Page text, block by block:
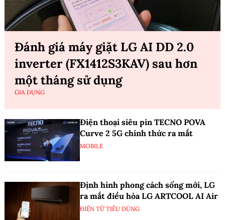
Đánh giá máy giặt LG AI DD 2.0
inverter (FX1412S3KAV) sau hơn
một tháng sử dụng
GIA DỤNG
Điện thoại siêu pin TECNO POVA
Curve 2 5G chính thức ra mắt
MOBILE
Định hình phong cách sống mới, LG
ra mắt điều hòa LG ARTCOOL AI Air
ĐIỆN TỬ TIÊU DÙNG